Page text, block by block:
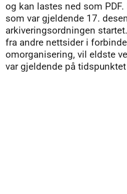
og kan lastes ned som
som var gjeldende 17.
arkiveringsordningen
fra andre nettsider i
omorganisering, vil eldste
var gjeldende på